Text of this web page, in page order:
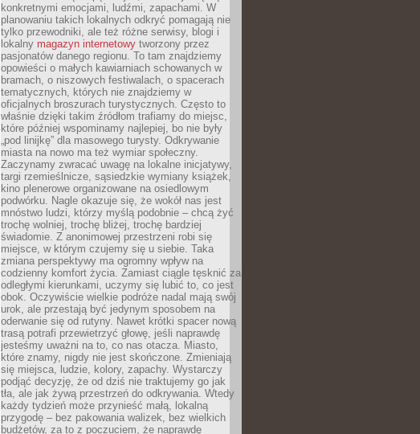
konkretnymi emocjami, ludźmi, zapachami. W
planowaniu takich lokalnych odkryć pomagają nie
tylko przewodniki, ale też różne serwisy, blogi i
lokalny magazyn internetowy tworzony przez
pasjonatów danego regionu. To tam znajdziemy
opowieści o małych kawiarniach schowanych w
bramach, o niszowych festiwalach, o spacerach
tematycznych, których nie znajdziemy w
oficjalnych broszurach turystycznych. Często to
właśnie dzięki takim źródłom trafiamy do miejsc,
które później wspominamy najlepiej, bo nie były
„pod linijkę” dla masowego turysty. Odkrywanie
miasta na nowo ma też wymiar społeczny.
Zaczynamy zwracać uwagę na lokalne inicjatywy,
targi rzemieślnicze, sąsiedzkie wymiany książek,
kino plenerowe organizowane na osiedlowym
podwórku. Nagle okazuje się, że wokół nas jest
mnóstwo ludzi, którzy myślą podobnie – chcą żyć
trochę wolniej, trochę bliżej, trochę bardziej
świadomie. Z anonimowej przestrzeni robi się
miejsce, w którym czujemy się u siebie. Taka
zmiana perspektywy ma ogromny wpływ na
codzienny komfort życia. Zamiast ciągle tęsknić za
odległymi kierunkami, uczymy się lubić to, co jest
obok. Oczywiście wielkie podróże nadal mają swój
urok, ale przestają być jedynym sposobem na
oderwanie się od rutyny. Nawet krótki spacer nową
trasą potrafi przewietrzyć głowę, jeśli naprawdę
jesteśmy uważni na to, co nas otacza. Miasto,
które znamy, nigdy nie jest skończone. Zmieniają
się miejsca, ludzie, kolory, zapachy. Wystarczy
podjąć decyzję, że od dziś nie traktujemy go jak
tła, ale jak żywą przestrzeń do odkrywania. Wtedy
każdy tydzień może przynieść małą, lokalną
przygodę – bez pakowania walizek, bez wielkich
budżetów, za to z poczuciem, że naprawdę